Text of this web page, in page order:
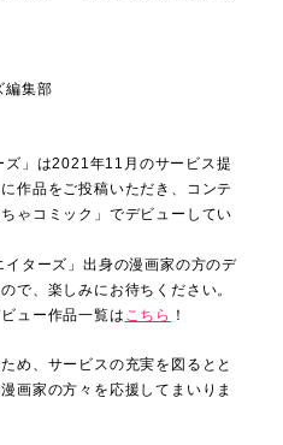
編集部
ズ」は2021年11月のサービス提
作品をご投稿いただき、コンテ
ゃコミック」でデビューしてい
ターズ」出身の漫画家の方のデ
で、楽しみにお待ちください。
ュー作品一覧は こちら ！
め、サービスの充実を図るとと
画家の方々を応援してまいりま